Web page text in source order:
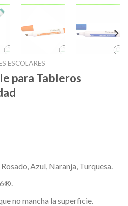
ESCOLARES
para Tableros
Azul, Naranja, Turquesa.
no mancha la superficie.